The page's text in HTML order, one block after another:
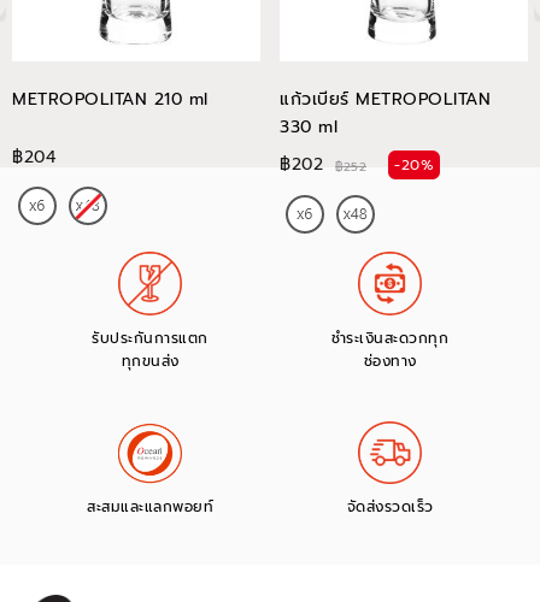
METROPOLITAN 210 ml
฿204
แก้วเบียร์ METROPOLITAN
330 ml
฿202
฿252 -20%
รับประกันการแตก
ทุกขนส่ง
ชำระเงินสะดวกทุก
ช่องทาง
สะสมและแลกพอยท์ จัดส่งรวดเร็ว